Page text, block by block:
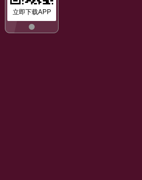
立即下载APP